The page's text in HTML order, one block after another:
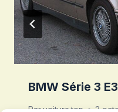
BMW Série 3
Parvoiture.top 3